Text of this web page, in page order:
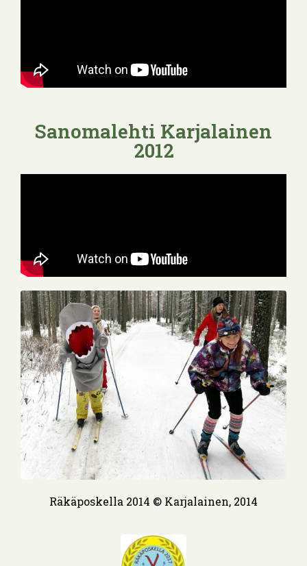
Sanomalehti Karjalainen
2012
Räkäposkella 2014 © Karjalainen, 2014